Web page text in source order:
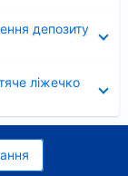
депозиту
ліжечко